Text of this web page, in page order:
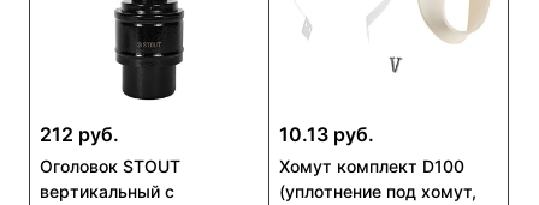
212 руб.
Оголовок STOUT
вертикальный с
10.13 руб.
Хомут комплект D100
(уплотнение под хомут,